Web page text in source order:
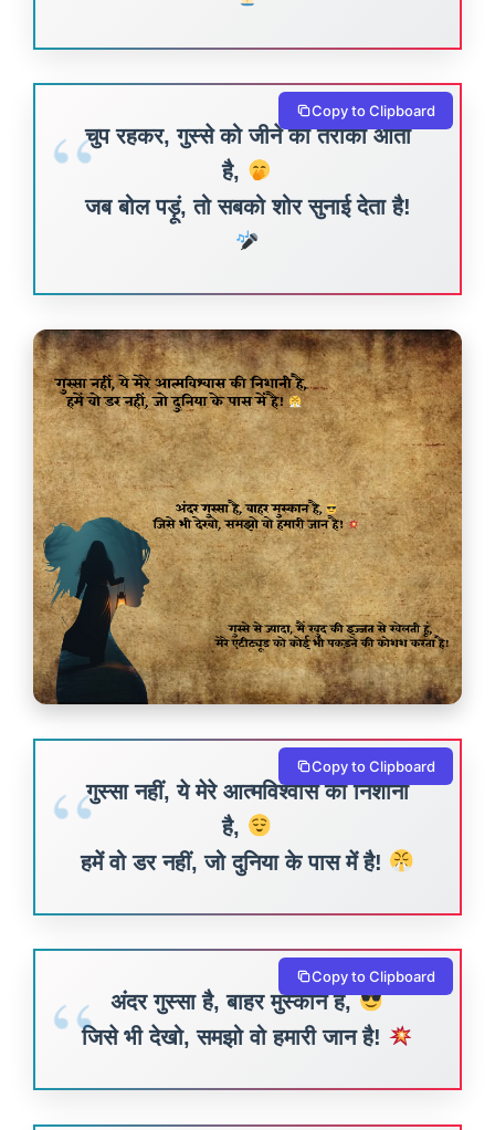
चुप रहकर, गुस्से को जीने का तरीका आता
है,
जब बोल पड़ूं, तो सबको शोर सुनाई देता है!
Copy to Clipboard
गुस्सा नहीं, ये मेरे आत्मविश्वास की निशानी
है,
हमें वो डर नहीं, जो दुनिया के पास में है!
Copy to Clipboard
अंदर गुस्सा है, बाहर मुस्कान है,
जिसे भी देखो, समझो वो हमारी जान है!
Copy to Clipboard